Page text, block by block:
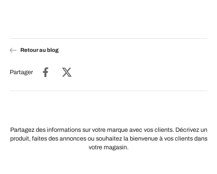
Retour au blog
Partager
Partagez des informations sur votre marque avec vos clients. Décrivez un
produit, faites des annonces ou souhaitez la bienvenue à vos clients dans
votre magasin.